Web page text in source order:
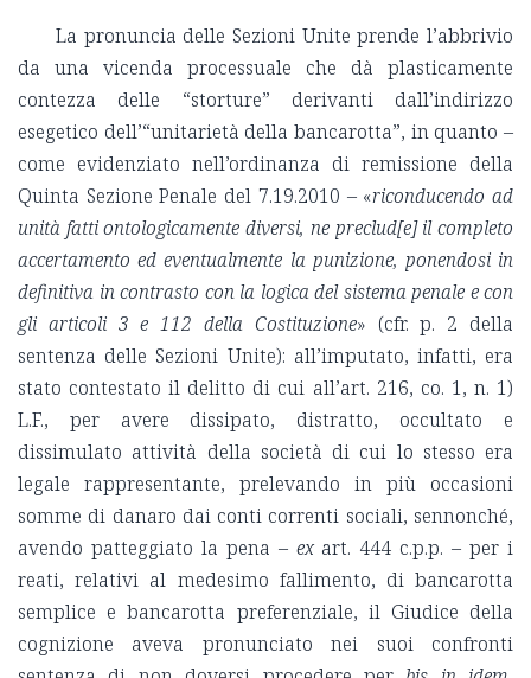
La pronuncia delle Sezioni Unite prende l’abbrivio
da una vicenda processuale che dà plasticamente
contezza delle “storture” derivanti dall’indirizzo
esegetico dell’“unitarietà della bancarotta”, in quanto –
come evidenziato nell’ordinanza di remissione della
Quinta Sezione Penale del 7.19.2010 – «riconducendo ad
unità fatti ontologicamente diversi, ne preclud[e] il completo
accertamento ed eventualmente la punizione, ponendosi in
definitiva in contrasto con la logica del sistema penale e con
gli articoli 3 e 112 della Costituzione» (cfr. p. 2 della
sentenza delle Sezioni Unite): all’imputato, infatti, era
stato contestato il delitto di cui all’art. 216, co. 1, n. 1)
L.F., per avere dissipato, distratto, occultato e
dissimulato attività della società di cui lo stesso era
legale rappresentante, prelevando in più occasioni
somme di danaro dai conti correnti sociali, sennonché,
avendo patteggiato la pena – exart. 444 c.p.p. – per i
reati, relativi al medesimo fallimento, di bancarotta
semplice e bancarotta preferenziale, il Giudice della
cognizione aveva pronunciato nei suoi confronti